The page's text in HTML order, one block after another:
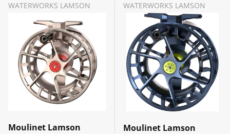
WATERWORKS LAMSON
Moulinet Lamson
WATERWORKS LAMSON
Moulinet Lamson